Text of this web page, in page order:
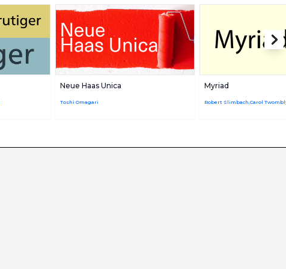
Neue Haas Unica
Toshi Omagari
Myriad
Robert Slimbach,Carol